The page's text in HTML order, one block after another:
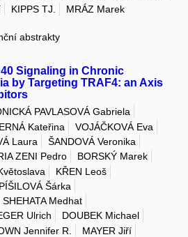
KIPPS TJ.
MRÁZ Marek
abstrakty
Signaling in Chronic
by Targeting TRAF4: an Axis
PAVLASOVÁ Gabriela
Kateřina
VOJÁČKOVÁ Eva
Laura
ŠANDOVÁ Veronika
ZENI Pedro
BORSKÝ Marek
KŘEN Leoš
Šárka
SHEHATA Medhat
Ulrich
DOUBEK Michael
Jennifer R.
MAYER Jiří